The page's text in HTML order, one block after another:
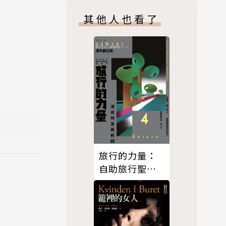
事中的
部」則
夫寡居
認為是
家、美術
其他人也看了
旅行的力量：
自助旅行聖經
【深夜特急】
最終回暢銷回
歸珍藏版